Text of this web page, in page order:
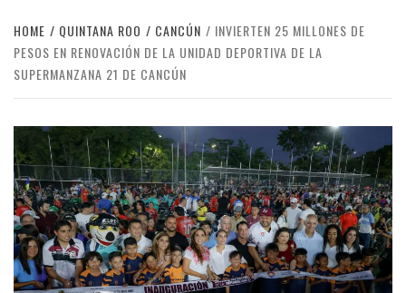
HOME QUINTANA ROO CANCÚN
INVIERTEN 25 MILLONES DE
PESOS EN RENOVACIÓN DE LA UNIDAD DEPORTIVA DE LA
SUPERMANZANA 21 DE CANCÚN